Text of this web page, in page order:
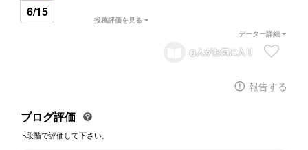
6/15
0人がお気に入り
投稿評価を見る
データー詳細
報告する
ブログ評価
5段階で評価して下さい。